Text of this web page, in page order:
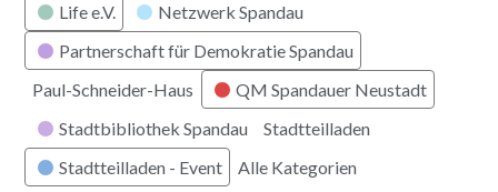
Life e.V.
Netzwerk Spandau
Partnerschaft für Demokratie Spandau
Paul-Schneider-Haus
QM Spandauer Neustadt
Stadtbibliothek Spandau
Stadtteilladen
Stadtteilladen - Event
Alle Kategorien